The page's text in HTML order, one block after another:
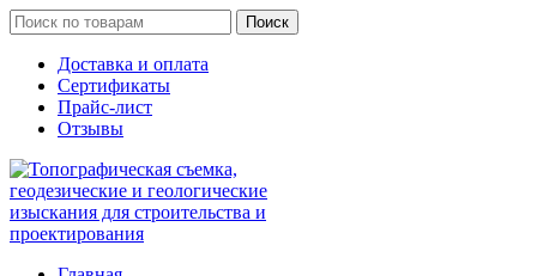
Поиск
Доставка и оплата
Сертификаты
Прайс-лист
Отзывы